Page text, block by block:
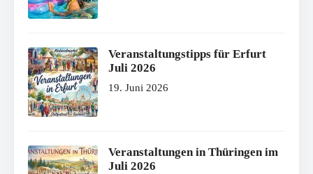
Veranstaltungstipps für Erfurt
Juli 2026
19. Juni 2026
Veranstaltungen in Thüringen im
Juli 2026